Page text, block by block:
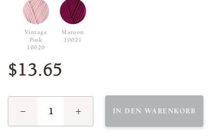
Vintage
Pink
10020
Maroon
10021
$13.65
− + IN DEN WARENKORB